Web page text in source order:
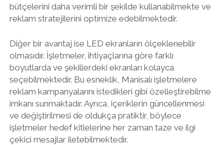
bütçelerini daha verimli bir şekilde kullanabilmekte ve
reklam stratejilerini optimize edebilmektedir.
Diğer bir avantaj ise LED ekranların ölçeklenebilir
olmasıdır. İşletmeler, ihtiyaçlarına göre farklı
boyutlarda ve şekillerdeki ekranları kolayca
seçebilmektedir. Bu esneklik, Manisalı işletmelere
reklam kampanyalarını istedikleri gibi özelleştirebilme
imkanı sunmaktadır. Ayrıca, içeriklerin güncellenmesi
ve değiştirilmesi de oldukça pratiktir, böylece
işletmeler hedef kitlelerine her zaman taze ve ilgi
çekici mesajlar iletebilmektedir.